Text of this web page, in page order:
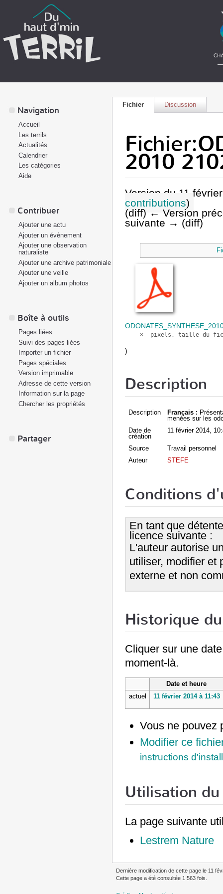
Fichier Discussion
2010
Version du 11
contributions)
(diff) ← Version
suivante → (diff)
)
Description
Description Français :
menées sur les
Date de
création
11 février 2014,
Source
Travail personnel
Auteur
STEFE
Conditions
En tant que
licence suivante :
L'auteur autorise
utiliser, modifier et
externe et non
Historique
Cliquer sur une
moment-là.
Date et heure
actuel
11 février 2014 à 11:43
Vous ne pouvez
Modifier ce
instructions
Utilisation
La page suivante
Lestrem Nature
Navigation
Accueil
Les terrils
Actualités
Calendrier
Les catégories
Aide
Contribuer
Ajouter une actu
Ajouter un évènement
Ajouter une observation
naturaliste
Ajouter une archive patrimoniale
Ajouter une veille
Ajouter un album photos
Boîte à outils
Pages liées
Suivi des pages liées
Importer un fichier
Pages spéciales
Version imprimable
Adresse de cette version
Information sur la page
Chercher les propriétés
Partager
Dernière modification de cette page le 11
Cette page a été consultée 1 563 fois.